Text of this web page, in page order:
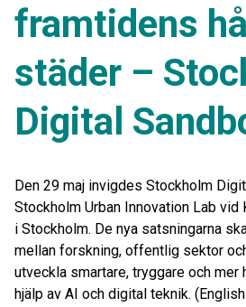
framtidens
städer –
Digital
Den 29 maj invigdes Stockholm
Stockholm Urban Innovation Lab
i Stockholm. De nya satsningarna
mellan forskning, offentlig sektor
utveckla smartare, tryggare och mer
hjälp av AI och digital teknik.